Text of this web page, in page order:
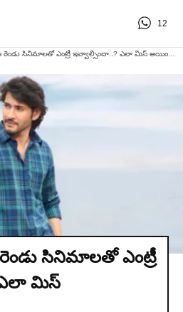
12
సినిమాలతో ఎంట్రీ
ఎలా మిస్